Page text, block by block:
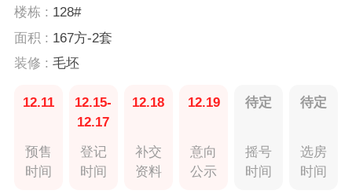
楼栋 : 128#
面积 : 167方-2套
装修 : 毛坯
12.11
预售
时间
12.15-
12.17
登记
时间
12.18
补交
资料
12.19
意向
公示
待定
摇号
时间
待定
选房
时间